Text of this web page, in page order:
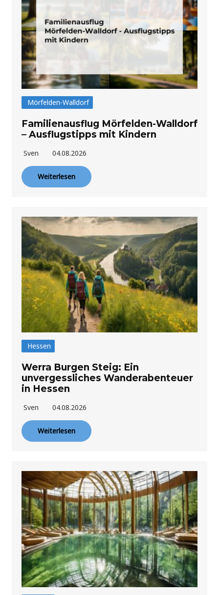
Mörfelden-Walldorf
Familienausflug Mörfelden-Walldorf
– Ausflugstipps mit Kindern
Sven 04.08.2026
Weiterlesen
Hessen
Werra Burgen Steig: Ein
unvergessliches Wanderabenteuer
in Hessen
Sven 04.08.2026
Weiterlesen